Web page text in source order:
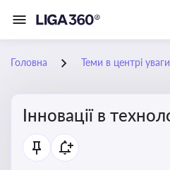
Головна Теми в центрі уваги
Інновації в